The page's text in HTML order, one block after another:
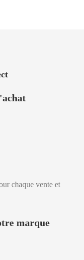
chaque vente et
marque